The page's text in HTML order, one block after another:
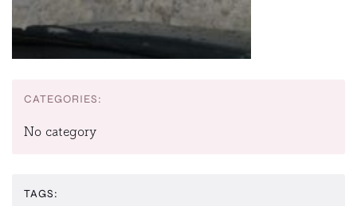
CATEGORIES:
No category
TAGS: